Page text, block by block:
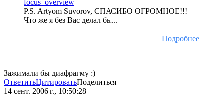
focus_overview
P.S. Artyom Suvorov, СПАСИБО ОГРОМНОЕ!!!
Что же я без Вас делал бы...
Подробнее
Зажимали бы диафрагму :)
ОтветитьЦитироватьПоделиться
14 сент. 2006 г., 10:50:28